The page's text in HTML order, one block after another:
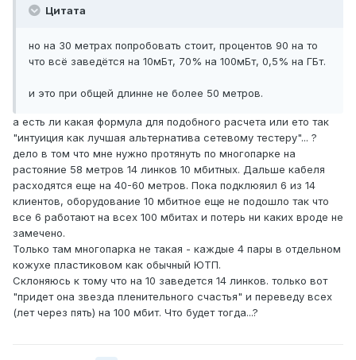
Цитата
но на 30 метрах попробовать стоит, процентов 90 на то
что всё заведётся на 10мБт, 70% на 100мБт, 0,5% на ГБт.
и это при общей длинне не более 50 метров.
а есть ли какая формула для подобного расчета или ето так
"интуиция как лучшая альтернатива сетевому тестеру"... ?
дело в том что мне нужно протянуть по многопарке на
растояние 58 метров 14 линков 10 мбитных. Дальше кабеля
расходятся еще на 40-60 метров. Пока подклюяил 6 из 14
клиентов, оборудование 10 мбитное еще не подошло так что
все 6 работают на всех 100 мбитах и потерь ни каких вроде не
замечено.
Только там многопарка не такая - каждые 4 пары в отдельном
кожухе пластиковом как обычный ЮТП.
Склоняюсь к тому что на 10 заведется 14 линков. только вот
"придет она звезда пленительного счастья" и переведу всех
(лет через пять) на 100 мбит. Что будет тогда...?